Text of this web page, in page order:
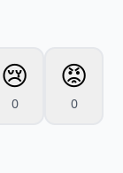
😢
0
😡
0